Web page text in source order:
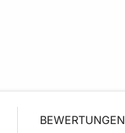
BEWERTUNGEN